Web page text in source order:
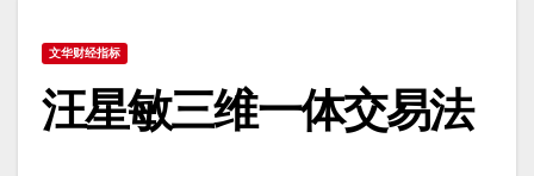
文华财经指标
汪星敏三维一体交易法